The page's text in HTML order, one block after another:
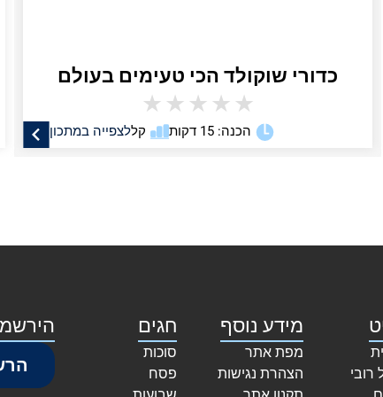
כדורי שוקולד הכי טעימים בעולם
★
★
★
★
★
לצפייה במתכון הכנה: 15 דקות קל
רובי
מידע נוסף
מפת אתר
הצהרת נגישות
חגים
סוכות
פסח